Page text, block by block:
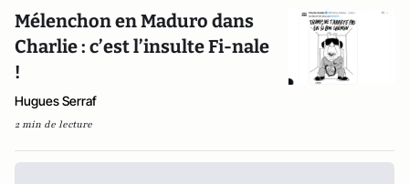
Mélenchon en Maduro dans
Charlie : c’est l’insulte Fi-nale
!
Hugues Serraf
2 min de lecture